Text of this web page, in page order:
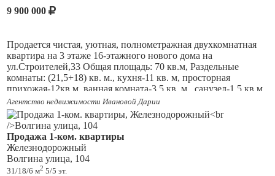
9 900 000
Продается чистая, уютная, полнометражная двухкомнатная
квартира на 3 этаже 16-этажного нового дома на
ул.Строителей,33 Общая площадь: 70 кв.м, Раздельные
комнаты: (21,5+18) кв. м., кухня-11 кв. м, просторная
прихожая-12кв.м, ванная комната-3,5 кв. м., санузел-1,5 кв.м.,
Квартира с качественным ремонтом: стеклопакеты, обои,
ламинат в комнатах, керамическая плитка на полу на кухне,
натяжные потолки, в ванной комнате и санузле-кафельная
плитка, хорошая входная дверь и межкомнатные двери.
Хороший бонус: кухонный гарнитур с плитой и стиральной
машинкой. В санузле установлен водонагреватель. Квартира
светлая и очень теплая. Лифт (пассажирский и грузовой).
Агентство недвижимости Ивановой Дарии
Продажа 1-ком. квартиры
Железнодорожный
Волгина улица, 104
31/18/6 м2 5/5 эт.